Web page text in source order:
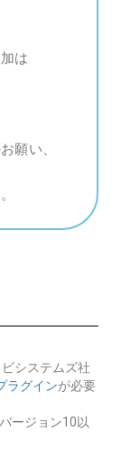
は
願い、
システムズ社
ラグインが必要
ージョン10以